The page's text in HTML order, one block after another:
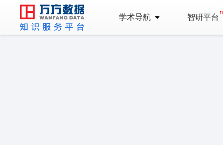
学术导航 智研平台